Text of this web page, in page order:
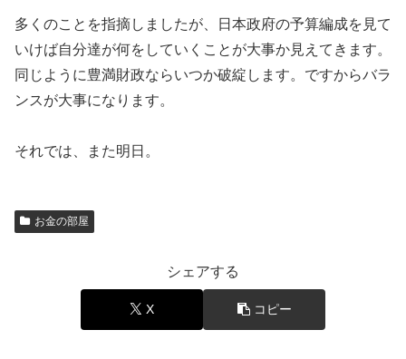
多くのことを指摘しましたが、日本政府の予算編成を見て
いけば自分達が何をしていくことが大事か見えてきます。
同じように豊満財政ならいつか破綻します。ですからバラ
ンスが大事になります。
それでは、また明日。
お金の部屋
シェアする
X コピー